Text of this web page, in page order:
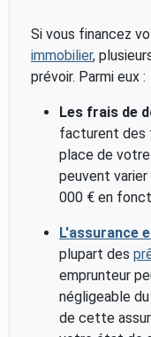
Si vous financez
immobilier,
prévoir. Parmi eux :
Les frais de
facturent des
place de
peuvent
000 € en
L'assurance
plupart des
emprunteur
négligeable
de cette